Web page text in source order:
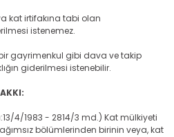
kat irtifakına tabi olan
istenemez.
bir gayrimenkul gibi dava ve takip
giderilmesi istenebilir.
4/1983 - 2814/3 md.) Kat mülkiyeti
bölümlerinden birinin veya, kat